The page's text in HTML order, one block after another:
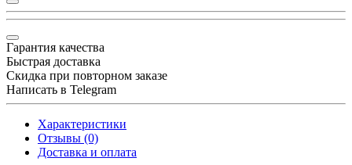
Гарантия качества
Быстрая доставка
Скидка при повторном заказе
Написать в Telegram
Характеристики
Отзывы (0)
Доставка и оплата